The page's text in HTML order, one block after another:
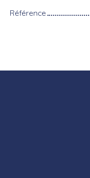
Référence